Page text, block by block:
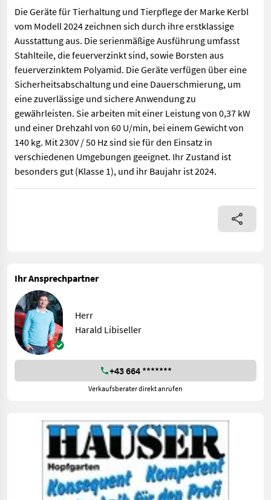
Die Geräte für Tierhaltung und Tierpflege der Marke Kerbl
vom Modell 2024 zeichnen sich durch ihre erstklassige
Ausstattung aus. Die serienmäßige Ausführung umfasst
Stahlteile, die feuerverzinkt sind, sowie Borsten aus
feuerverzinktem Polyamid. Die Geräte verfügen über eine
Sicherheitsabschaltung und eine Dauerschmierung, um
eine zuverlässige und sichere Anwendung zu
gewährleisten. Sie arbeiten mit einer Leistung von 0,37 kW
und einer Drehzahl von 60 U/min, bei einem Gewicht von
140 kg. Mit 230V / 50 Hz sind sie für den Einsatz in
verschiedenen Umgebungen geeignet. Ihr Zustand ist
besonders gut (Klasse 1), und ihr Baujahr ist 2024.
Die Geräte für Tierhaltung und Tierpflege der Marke Kerbl
Ihr Ansprechpartner
Herr
Harald Libiseller
+43 664 *******
Verkaufsberater direkt anrufen